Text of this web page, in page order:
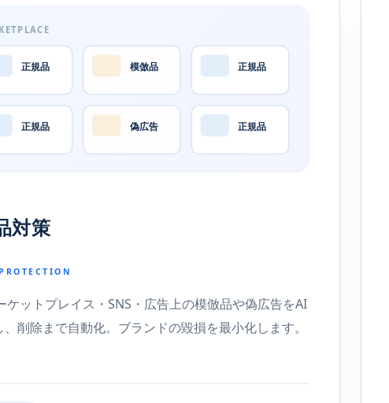
正規品 模倣品 正規品
正規品 偽広告 正規品
対策
ケットプレイス・SNS・広告上の模倣品や偽広告をAI
、削除まで自動化。ブランドの毀損を最小化します。